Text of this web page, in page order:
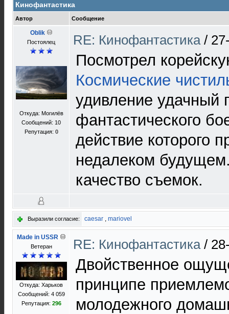
Кинофантастика
Автор Сообщение
Oblik
Постоялец
Откуда: Могилёв
Сообщений: 10
Репутация: 0
RE: Кинофантастика /
Посмотрел
Космические
удивление удачный
фантастического
действие которого
недалеком
качество съемок.
Выразили согласие: caesar , mariovel
Made in USSR
Ветеран
Откуда: Харьков
Сообщений: 4 059
Репутация: 296
RE: Кинофантастика /
Двойственное
принципе
молодежного